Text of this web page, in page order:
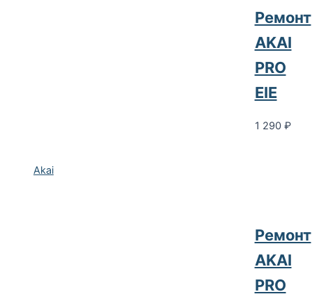
Akai
Ремонт
AKAI
PRO
EIE
1 290 ₽
Ремонт
AKAI
PRO